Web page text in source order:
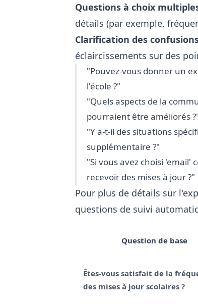
Questions à choix
détails (par exemple,
Clarification des
éclaircissements sur des
"Pouvez-vous donner un
l'école ?"
"Quels aspects de la
pourraient être améliorés
"Y a-t-il des situations
supplémentaire ?"
"Si vous avez choisi
recevoir des mises à jour ?"
Pour plus de détails sur
questions de suivi
Question de base
Êtes-vous satisfait de la
des mises à jour scolaires ?